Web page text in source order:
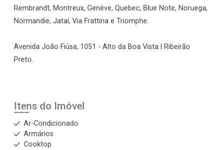
Rembrandt, Montreux, Genève, Quebec, Blue Note, Noruega,
Normandie, Jataí, Via Frattina e Triomphe.
Avenida João Fiúsa, 1051 - Alto da Boa Vista | Ribeirão
Preto.
Itens do Imóvel
Ar-Condicionado
Armários
Cooktop